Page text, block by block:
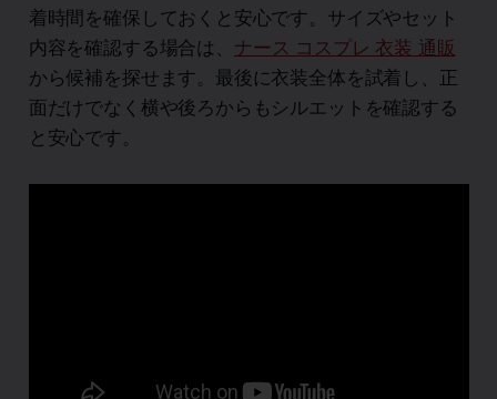
着時間を確保しておくと安心です。サイズやセット
内容を確認する場合は、 ナース コスプレ 衣装 通販
から候補を探せます。最後に衣装全体を試着し、正
面だけでなく横や後ろからもシルエットを確認する
と安心です。